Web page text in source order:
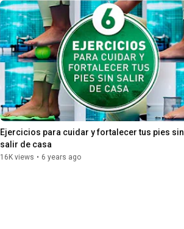
Ejercicios para cuidar y fortalecer tus pies sin
salir de casa
16K views • 6 years ago